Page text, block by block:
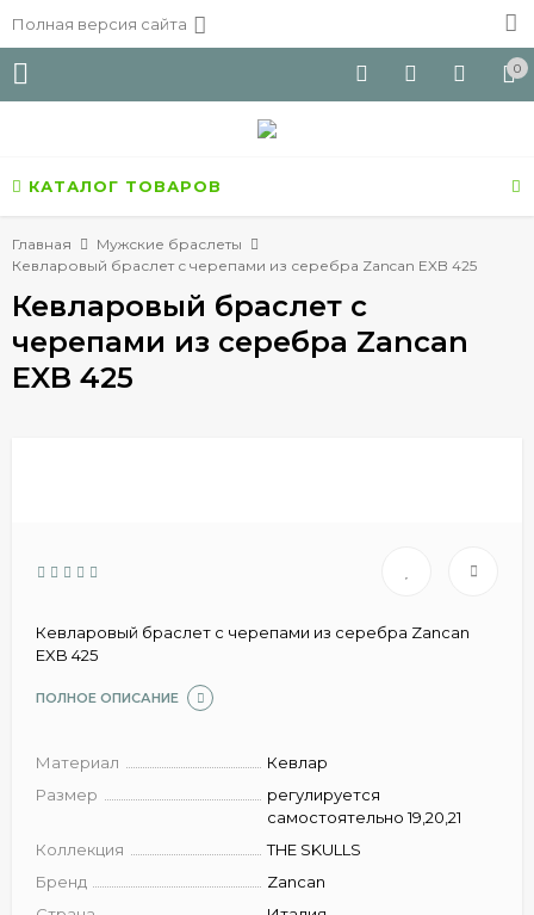
Полная версия сайта
0
КАТАЛОГ ТОВАРОВ
Главная
Мужские браслеты
Кевларовый браслет с черепами из серебра Zancan EXB 425
Кевларовый браслет с
черепами из серебра Zancan
EXB 425
Кевларовый браслет с черепами из серебра Zancan
EXB 425
ПОЛНОЕ ОПИСАНИЕ
Материал
Кевлар
Размер
регулируется
самостоятельно 19,20,21
Коллекция
THE SKULLS
Бренд
Zancan